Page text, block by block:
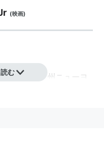
(映画)
ューヨーク州ニューヨ
む